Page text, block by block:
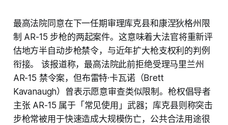
最高法院同意在下一任期审理库克县和康涅狄格州限
制 AR-15 步枪的两起案件。这意味着大法官将重新评
估地方半自动步枪禁令，与近年扩大枪支权利的判例
衔接。 该报道称，最高法院此前拒绝受理马里兰州
AR-15 禁令案，但布雷特·卡瓦诺（Brett
Kavanaugh）曾表示愿意审查类似限制。枪权倡导者
主张 AR-15 属于「常见使用」武器；库克县则称突击
步枪常被用于快速造成大规模伤亡，公共合法用途很